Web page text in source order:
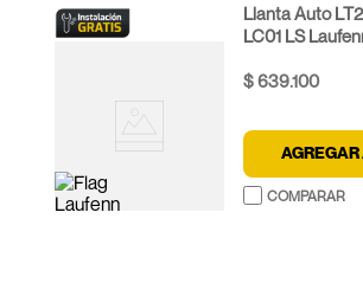
Llanta Auto
LC01 LS
$639.100